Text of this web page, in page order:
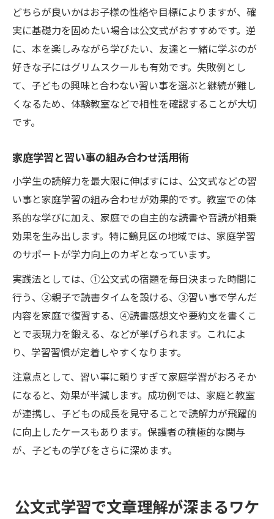
どちらが良いかはお子様の性格や目標によりますが、確
実に基礎力を固めたい場合は公文式がおすすめです。逆
に、本を楽しみながら学びたい、友達と一緒に学ぶのが
好きな子にはグリムスクールも有効です。失敗例とし
て、子どもの興味と合わない習い事を選ぶと継続が難し
くなるため、体験教室などで相性を確認することが大切
です。
家庭学習と習い事の組み合わせ活用術
小学生の読解力を最大限に伸ばすには、公文式などの習
い事と家庭学習の組み合わせが効果的です。教室での体
系的な学びに加え、家庭での自主的な読書や音読が相乗
効果を生み出します。特に鶴見区の地域では、家庭学習
のサポートが学力向上のカギとなっています。
実践法としては、①公文式の宿題を毎日決まった時間に
行う、②親子で読書タイムを設ける、③習い事で学んだ
内容を家庭で復習する、④読書感想文や要約文を書くこ
とで表現力を鍛える、などが挙げられます。これによ
り、学習習慣が定着しやすくなります。
注意点として、習い事に頼りすぎて家庭学習がおろそか
になると、効果が半減します。成功例では、家庭と教室
が連携し、子どもの成長を見守ることで読解力が飛躍的
に向上したケースもあります。保護者の積極的な関与
が、子どもの学びをさらに深めます。
公文式学習で文章理解が深まるワケ